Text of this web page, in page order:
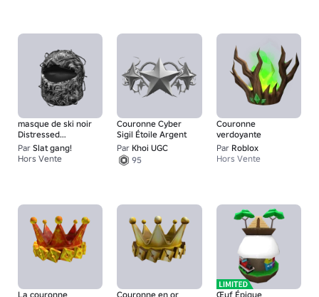
masque de ski noir
Distressed
Balaclava
Par Slat gang!
Hors Vente
1
Couronne Cyber
Sigil Étoile Argent
Par Khoi UGC
95
Couronne
verdoyante
Par Roblox
Hors Vente
La couronne
Couronne en or
Œuf Épique